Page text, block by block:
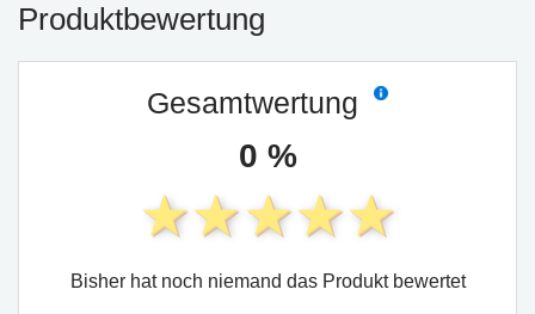
Produktbewertung
Gesamtwertung
0 %
Bisher hat noch niemand das Produkt bewertet